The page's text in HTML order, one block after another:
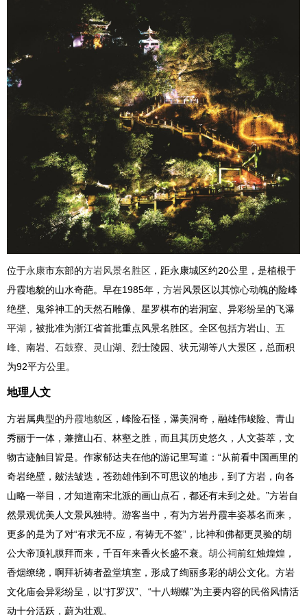
位于永康市东部的方岩风景名胜区 ，距永康城区约20公里，是植根于
丹霞地貌的山水奇葩。早在1985年， 方岩风景区以其惊心动魄的险峰
绝壁、鬼斧神工的天然石雕像、星罗棋布的岩洞室、异彩纷呈的飞瀑
平湖 ，被批准为浙江省首批重点风景名胜区。全区包括方岩山、 五
峰 、南岩、 石鼓寮 灵山湖、烈士陵园、状元湖等八大景区，总面积
为92平方公里。
地理人文
方岩属典型的丹霞地貌区，峰险石怪，瀑美洞奇，融雄伟峻险、青山
秀丽于一体，兼擅山石、林壑之胜，而且其历史悠久，人文荟萃，文
物古迹触目皆是。作家郁达夫在他的游记里写道：“从前看中国画里的
奇岩绝壁，皴法皱迭，苍劲雄伟到不可思议的地步，到了方岩，向各
山略一举目，才知道南宋北派的画山点石，都还有未到之处。”方岩自
然景观优美人文景风独特。游客当中，有为方岩丹霞丰姿慕名而来，
更多的是为了对“有求无不应，有祷无不签”，比神和佛都更灵验的胡
公大帝顶礼膜拜而来，千百年来香火长盛不衰。 胡公祠前红烛煌煌，
香烟缭绕，啊拜祈祷者盈堂填室，形成了绚丽多彩的胡公文化。方岩
文化庙会异彩纷呈，以“打罗汉”、“十八蝴蝶”为主要内容的民俗风情活
动十分活跃，蔚为壮观。